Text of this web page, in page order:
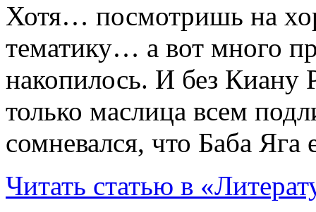
Хотя… посмотришь на
тематику… а вот много
накопилось. И без Киану
только маслица всем
сомневался, что Баба
Читать статью в